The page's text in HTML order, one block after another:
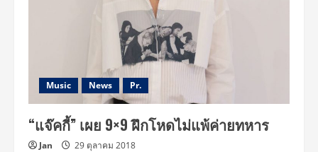
Visual
Director
“BIGBANG”
ความ
ปัง!
Music News Pr.
“แจ๊คกี้” เผย 9×9 ฝึกโหดไม่แพ้ค่ายทหาร
Jan 29 ตุลาคม 2018